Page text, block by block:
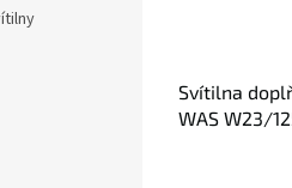
Svítilna
WAS W23/